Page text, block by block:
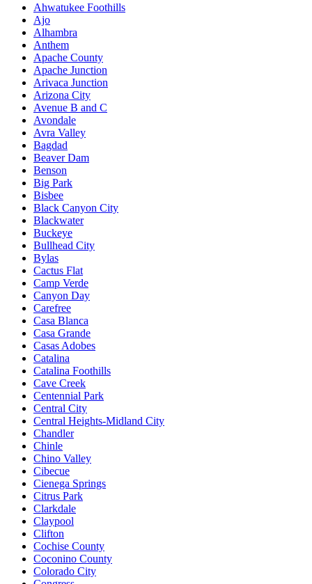
Ahwatukee Foothills
Ajo
Alhambra
Anthem
Apache County
Apache Junction
Arivaca Junction
Arizona City
Avenue B and C
Avondale
Avra Valley
Bagdad
Beaver Dam
Benson
Big Park
Bisbee
Black Canyon City
Blackwater
Buckeye
Bullhead City
Bylas
Cactus Flat
Camp Verde
Canyon Day
Carefree
Casa Blanca
Casa Grande
Casas Adobes
Catalina
Catalina Foothills
Cave Creek
Centennial Park
Central City
Central Heights-Midland City
Chandler
Chinle
Chino Valley
Cibecue
Cienega Springs
Citrus Park
Clarkdale
Claypool
Clifton
Cochise County
Coconino County
Colorado City